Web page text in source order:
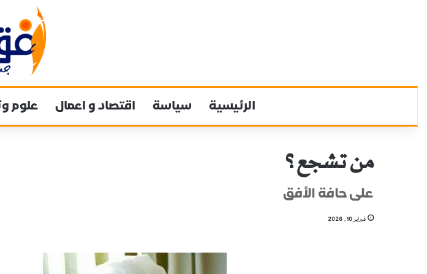
الرئيسية سياسة اقتصاد و اعمال علوم
من تشجع؟
على حافة الأفق
فبراير 10, 2026